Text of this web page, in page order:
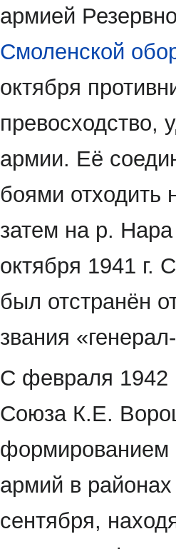
армией
Смоленской
октября
превосходство,
армии. Её
боями
затем на р.
октября 1941 г.
был отстранён
звания
С февраля 1942
Союза К.Е.
формированием
армий в
сентября,